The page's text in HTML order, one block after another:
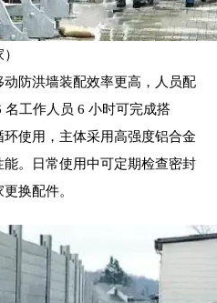
防洪墙装配效率更高，人员配
工作人员 6 小时可完成搭
使用，主体采用高强度铝合金
。日常使用中可定期检查密封
换配件。